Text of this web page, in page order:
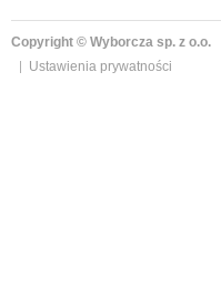
Copyright © Wyborcza sp. z o.o.
Ustawienia prywatności